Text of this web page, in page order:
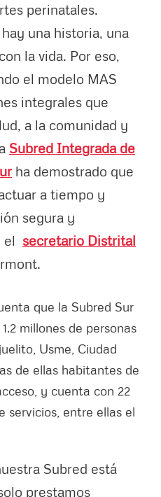
perinatales.
una historia, una
la vida. Por eso,
el modelo MAS
integrales que
a la comunidad y
Subred Integrada de
ha demostrado que
a tiempo y
segura y
el secretario Distrital
que la Subred Sur
millones de personas
Usme, Ciudad
de ellas habitantes de
y cuenta con 22
servicios, entre ellas el
Subred está
prestamos